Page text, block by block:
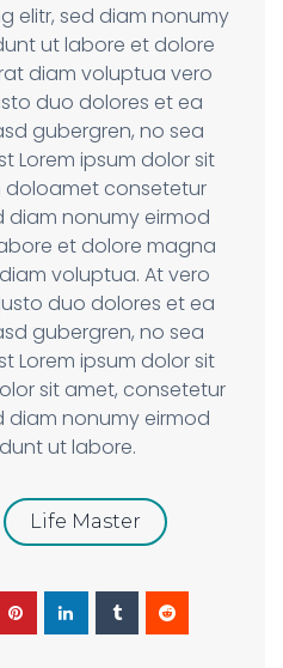
elitr, sed diam nonumy
ut labore et dolore
diam voluptua vero
duo dolores et ea
gubergren, no sea
Lorem ipsum dolor sit
doloamet consetetur
diam nonumy eirmod
et dolore magna
voluptua. At vero
duo dolores et ea
gubergren, no sea
Lorem ipsum dolor sit
sit amet, consetetur
diam nonumy eirmod
ut labore.
Life Master